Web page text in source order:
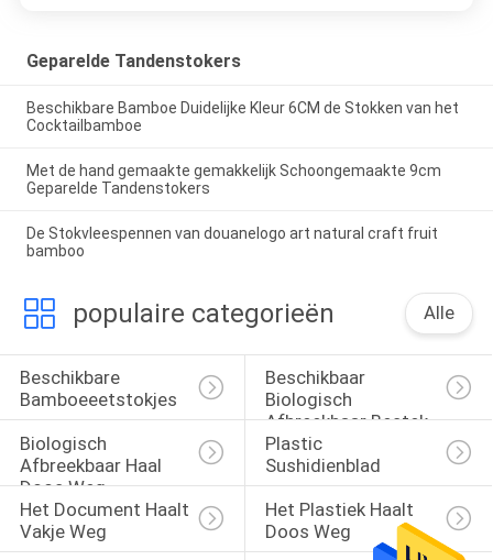
Geparelde Tandenstokers
Beschikbare Bamboe Duidelijke Kleur 6CM de Stokken van het
Cocktailbamboe
Met de hand gemaakte gemakkelijk Schoongemaakte 9cm
Geparelde Tandenstokers
De Stokvleespennen van douanelogo art natural craft fruit
bamboo
populaire categorieën Alle
Beschikbare
Bamboeeetstokjes
Beschikbaar
Biologisch
Afbreekbaar Bestek
Biologisch
Afbreekbaar Haal
Doos Weg
Plastic
Sushidienblad
Het Document Haalt
Vakje Weg
Het Plastiek Haalt
Doos Weg